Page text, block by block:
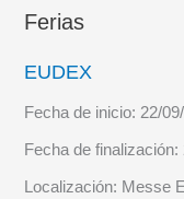
Ferias
EUDEX
Fecha de inicio: 22/
Fecha de finalización:
Localización: Messe